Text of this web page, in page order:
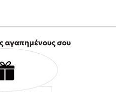
αγαπημένους σου